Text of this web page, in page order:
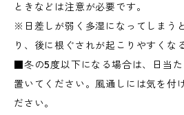
ときなどは注意が必要です。
※日差しが弱く多湿になってしまう
り、後に根ぐされが起こりやすくな
■冬の5度以下になる場合は、日当
置いてください。風通しには気を付
ださい。